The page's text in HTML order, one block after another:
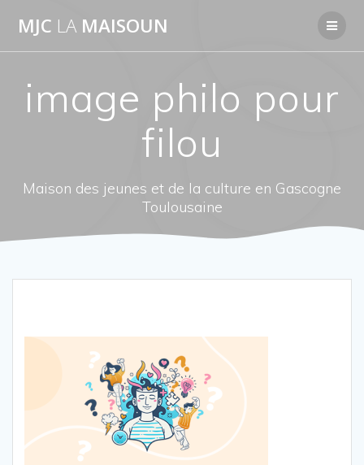
MJC LA MAISOUN
image philo pour
filou
Maison des jeunes et de la culture en Gascogne
Toulousaine